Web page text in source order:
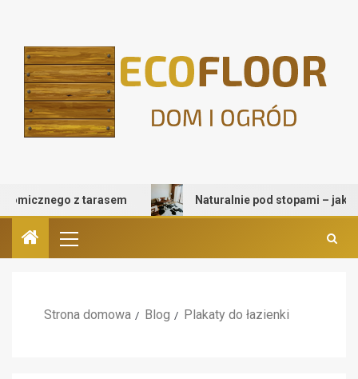
z tarasem Naturalnie pod stopami – jak
Strona domowa Blog Plakaty do łazienki